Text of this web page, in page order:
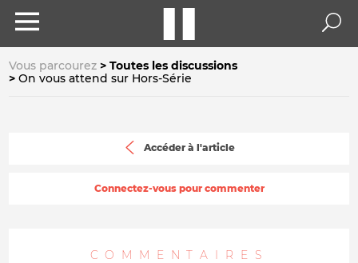
Vous parcourez
Toutes les discussions
On vous attend sur Hors-Série
Accéder à l'article
Connectez-vous pour commenter
COMMENTAIRES